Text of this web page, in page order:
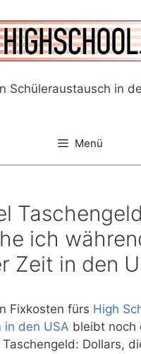
Schüleraustausch in
Menü
Taschengeld
ich
Zeit in den
Fixkosten fürs High
in den USA bleibt noch
Dollars,